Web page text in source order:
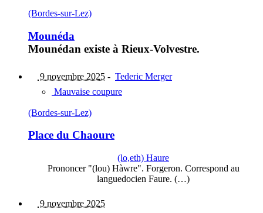
(Bordes-sur-Lez)
Mounéda
Mounédan existe à Rieux-Volvestre.
9 novembre 2025 - Tederic Merger
Mauvaise coupure
(Bordes-sur-Lez)
Place du Chaoure
(lo,eth) Haure
Prononcer "(lou) Hàwre". Forgeron. Correspond au
languedocien Faure. (…)
9 novembre 2025